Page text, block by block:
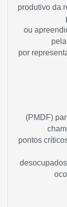
produtivo da
ou
por
(PMDF)
pontos